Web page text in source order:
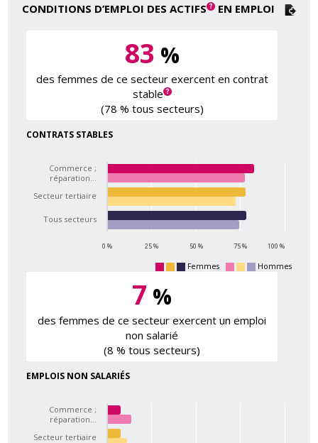
CONDITIONS D’EMPLOI DES ACTIFS EN EMPLOI
83 %
des femmes de ce secteur exercent en contrat
stable
(78 % tous secteurs)
CONTRATS STABLES
Commerce ;
réparation…
Secteur tertiaire
Tous secteurs
0 % 100 %
25 % 50 % 75 %
Femmes Hommes
7 %
des femmes de ce secteur exercent un emploi
non salarié
(8 % tous secteurs)
EMPLOIS NON SALARIÉS
Commerce ;
réparation…
Secteur tertiaire